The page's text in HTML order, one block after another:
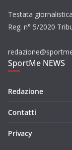
Testata
Reg. n° 5/2020
SportMe NEWS
Redazione
Contatti
Privacy